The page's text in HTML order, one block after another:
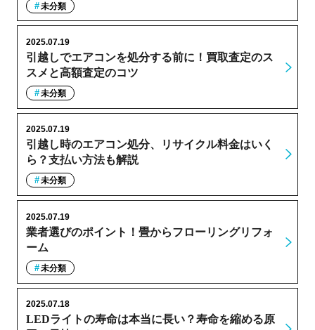
未分類
引越しでエアコンを処分する前に！買取査定のス
スメと高額査定のコツ
2025.07.19
未分類
引越し時のエアコン処分、リサイクル料金はいく
ら？支払い方法も解説
2025.07.19
未分類
業者選びのポイント！畳からフローリングリフォ
ーム
2025.07.19
未分類
LEDライトの寿命は本当に長い？寿命を縮める原
2025.07.18